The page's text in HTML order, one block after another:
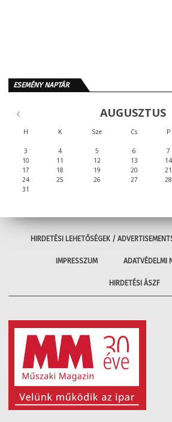
ESEMÉNY NAPTÁR
AUGUSZTUS
H K Sze Cs P
3
4 5 6 7
10
11 12 13 14
17
18 19 20 21
24
25 26 27 28
31
HIRDETÉSI LEHETŐSÉGEK /
IMPRESSZUM ADATVÉDELMI
HIRDETÉSI ÁSZF